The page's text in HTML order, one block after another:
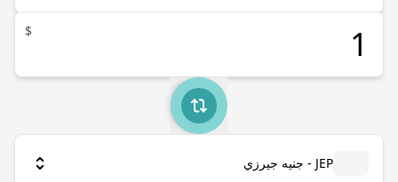
$
JEP - جنيه جيرزي